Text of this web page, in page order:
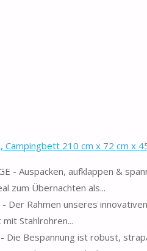
Campingbett 210 cm x 72 cm x
- Auspacken, aufklappen &
zum Übernachten als...
- Der Rahmen unseres
Stahlrohren...
- Die Bespannung ist robust,